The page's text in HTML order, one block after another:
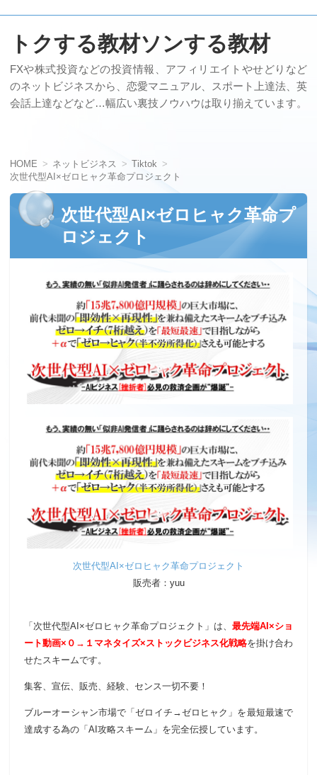
トクする教材ソンする教材
FXや株式投資などの投資情報、アフィリエイトやせどりなど
のネットビジネスから、恋愛マニュアル、スポート上達法、英
会話上達などなど…幅広い裏技ノウハウは取り揃えています。
HOME ネットビジネス
Tiktok
次世代型AI×ゼロヒャク革命プロジェクト
次世代型AI×ゼロヒャク革命プ
ロジェクト
次世代型AI×ゼロヒャク革命プロジェクト
販売者：yuu
「次世代型AI×ゼロヒャク革命プロジェクト」は、 最先端AI×ショ
ート動画×０→１マネタイズ×ストックビジネス化戦略を掛け合わ
せたスキームです。
集客、宣伝、販売、経験、センス一切不要！
ブルーオーシャン市場で「ゼロイチ→ゼロヒャク」を最短最速で
達成する為の「AI攻略スキーム」を完全伝授しています。